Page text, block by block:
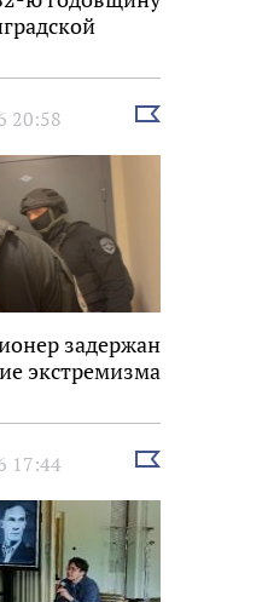
20:58
Выбрать
задержан
экстремизма
17:44
Выбрать